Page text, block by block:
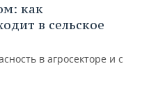
как
в сельское
в агросекторе и с